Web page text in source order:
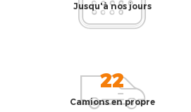
Jusqu'à nos jours
22
Camions en propre